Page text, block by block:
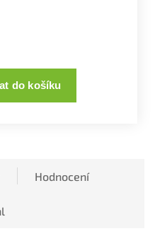
do košíku
Hodnocení